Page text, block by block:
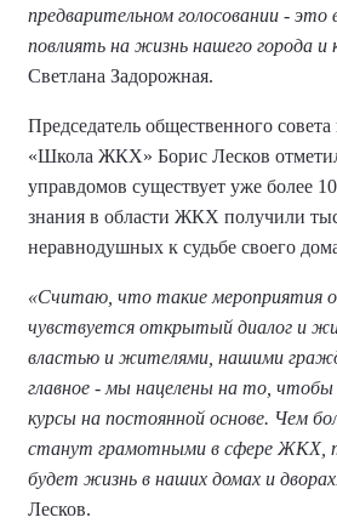
предварительном голосовании -
повлиять на жизнь нашего города и
Светлана Задорожная.
Председатель общественного
«Школа ЖКХ» Борис Лесков
управдомов существует уже более
знания в области ЖКХ получили
неравнодушных к судьбе своего
«Считаю, что такие мероприятия
чувствуется открытый диалог и
властью и жителями, нашими
главное - мы нацелены на то,
курсы на постоянной основе. Чем
станут грамотными в сфере ЖКХ,
будет жизнь в наших домах и
Лесков.